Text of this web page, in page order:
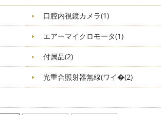
口腔内視鏡カメラ(1)
エアーマイクロモータ(1)
付属品(2)
光重合照射器無線(ワイ�(2)